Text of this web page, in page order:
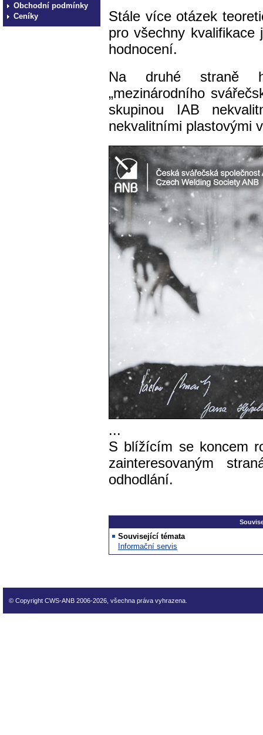
Obchodní podmínky
Ceníky
Stále více otázek
pro všechny
hodnocení.
Na druhé straně
„mezinárodního
skupinou IAB
nekvalitními plastovými
...
S blížícím se koncem
zainteresovaným
odhodlání.
Související témata
Informační servis
© Copyright CWS-ANB 2006-2026, všechna práva vyhrazena.